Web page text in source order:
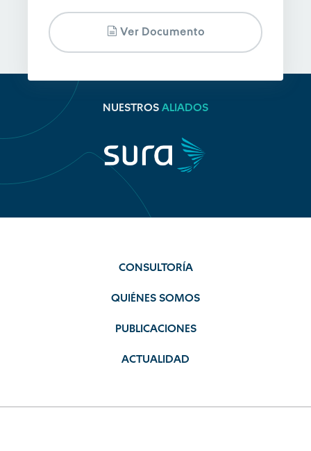
Ver Documento
NUESTROS ALIADOS
CONSULTORÍA
QUIÉNES SOMOS
PUBLICACIONES
ACTUALIDAD